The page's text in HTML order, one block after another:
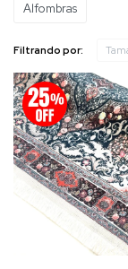
Alfombras
Filtrando por: